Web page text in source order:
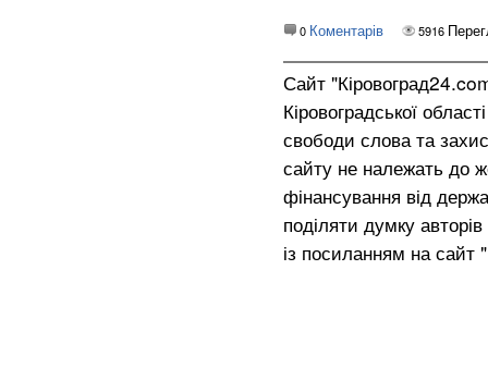
0 Коментарів 5916
Сайт
Кіровоградської
свободи слова та
сайту не належать до
фінансування від
поділяти думку
із посиланням на сайт